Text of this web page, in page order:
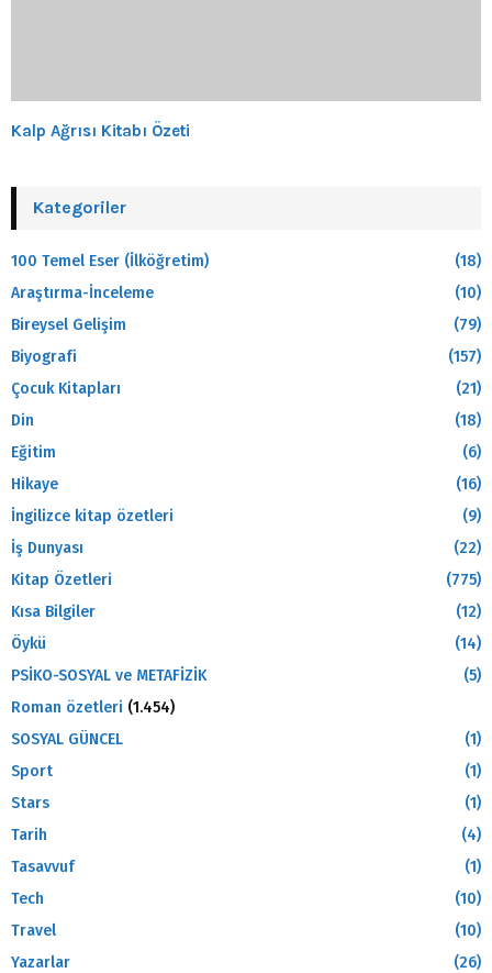
Kalp Ağrısı Kitabı Özeti
Kategoriler
100 Temel Eser (İlköğretim)
(18)
Araştırma-İnceleme
(10)
Bireysel Gelişim
(79)
Biyografi
(157)
Çocuk Kitapları
(21)
Din
(18)
Eğitim
(6)
Hikaye
(16)
İngilizce kitap özetleri
(9)
İş Dunyası
(22)
Kitap Özetleri
(775)
Kısa Bilgiler
(12)
Öykü
(14)
PSİKO-SOSYAL ve METAFİZİK
(5)
Roman özetleri (1.454)
SOSYAL GÜNCEL
(1)
Sport
(1)
Stars
(1)
Tarih
(4)
Tasavvuf
(1)
Tech
(10)
Travel
(10)
Yazarlar
(26)